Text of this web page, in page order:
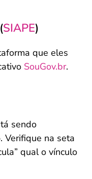
SIAPE)
que eles
SouGov.br.
sendo
Verifique na seta
qual o vínculo